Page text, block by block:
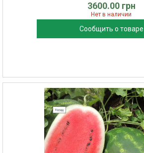
3600.00 грн
Нет в наличии
Сообщить о товаре